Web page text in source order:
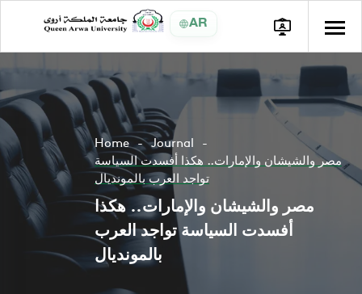
AR
Home
Journal
مصر والشيشان والإمارات.. هكذا أفسدت السياسة
تواجد العرب بالمونديال
مصر والشيشان والإمارات.. هكذا
أفسدت السياسة تواجد العرب
بالمونديال